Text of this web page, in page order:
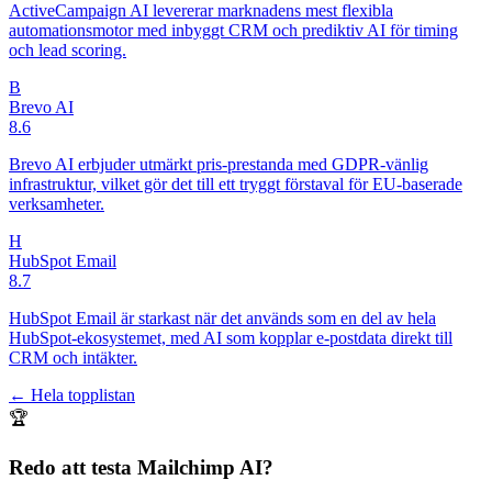
ActiveCampaign AI levererar marknadens mest flexibla
automationsmotor med inbyggt CRM och prediktiv AI för timing
och lead scoring.
B
Brevo AI
8.6
Brevo AI erbjuder utmärkt pris-prestanda med GDPR-vänlig
infrastruktur, vilket gör det till ett tryggt förstaval för EU-baserade
verksamheter.
H
HubSpot Email
8.7
HubSpot Email är starkast när det används som en del av hela
HubSpot-ekosystemet, med AI som kopplar e-postdata direkt till
CRM och intäkter.
← Hela topplistan
🏆
Redo att testa Mailchimp AI?